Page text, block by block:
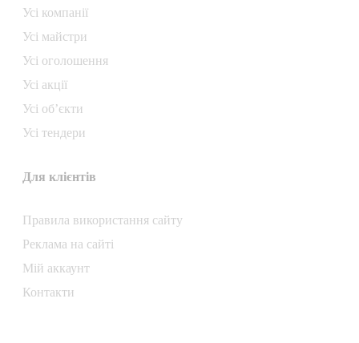
Усі компанії
Усі майстри
Усі оголошення
Усі акції
Усі об’єкти
Усі тендери
Для клієнтів
Правила використання сайту
Реклама на сайті
Мій аккаунт
Контакти